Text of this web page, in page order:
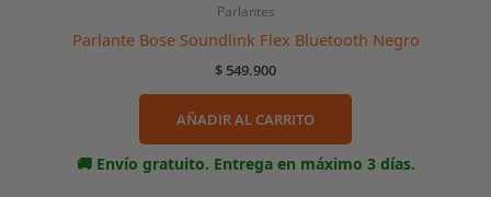
Parlantes
Parlante Bose Soundlink Flex Bluetooth Negro
$ 549.900
AÑADIR AL CARRITO
🚚 Envío gratuito. Entrega en máximo 3 días.